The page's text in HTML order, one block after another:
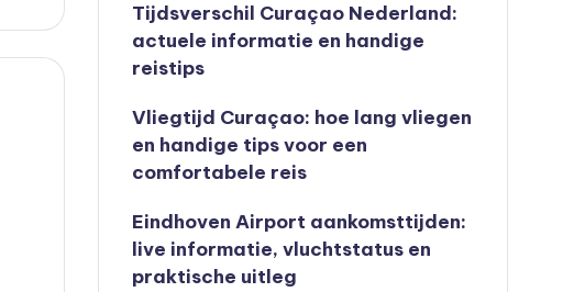
Tijdsverschil Curaçao Nederland:
actuele informatie en handige
reistips
Vliegtijd Curaçao: hoe lang vliegen
en handige tips voor een
comfortabele reis
Eindhoven Airport aankomsttijden:
live informatie, vluchtstatus en
praktische uitleg